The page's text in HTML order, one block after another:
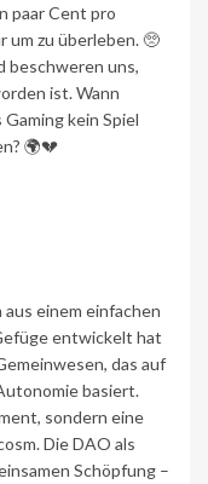
paar Cent pro
um zu überleben. 🥺
beschweren uns,
ist. Wann
kein Spiel
🌍💔
einem einfachen
entwickelt hat
das auf
basiert.
sondern eine
Die DAO als
Schöpfung –